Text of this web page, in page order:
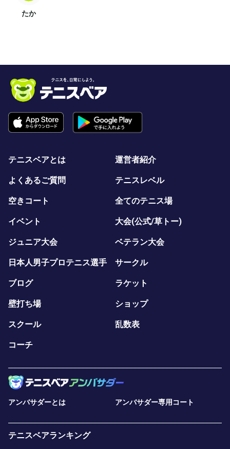
たか
テニスベアとは 運営者紹介
よくあるご質問 テニスレベル
空きコート 全てのテニス場
イベント 大会(公式/草トー)
ジュニア大会 ベテラン大会
日本人男子プロテニス選手 サークル
ブログ ラケット
壁打ち場 ショップ
スクール 乱数表
コーチ
アンバサダーとは アンバサダー専用コート
テニスベアランキング